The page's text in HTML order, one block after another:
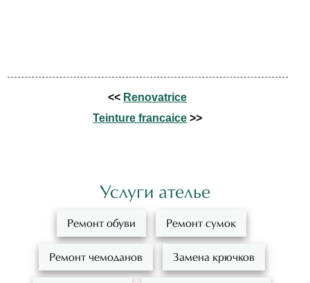
<< Renovatrice
Teinture francaice >>
Услуги ателье
Ремонт обуви Ремонт сумок
Ремонт чемоданов Замена крючков